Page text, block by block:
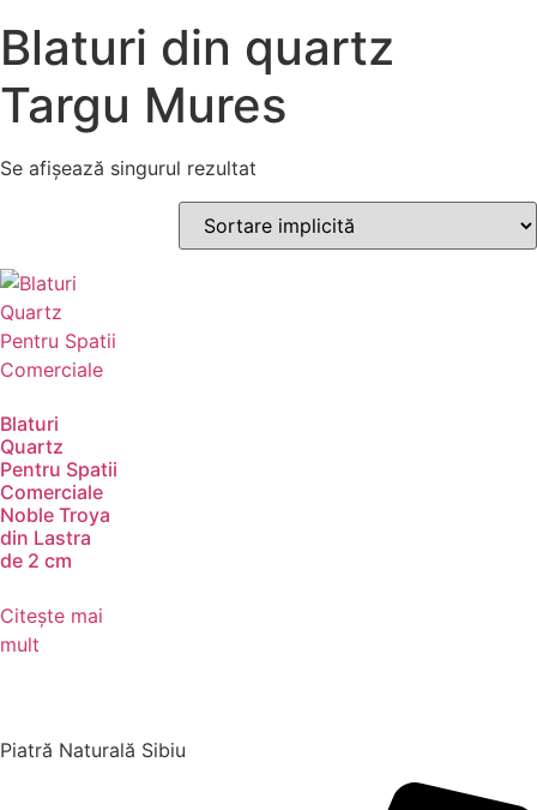
Blaturi din quartz
Targu Mures
Se afișează singurul rezultat
Blaturi
Quartz
Pentru Spatii
Comerciale
Noble Troya
din Lastra
de 2 cm
Citește mai
mult
Piatră Naturală Sibiu